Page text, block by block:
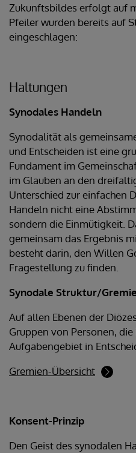
Zukunftsbildes erfolgt auf
Pfeiler wurden bereits auf
eingeschlagen:
Haltungen
Synodales Handeln
Synodalität als
und Entscheiden ist eine
Fundament im
im Glauben an den
Unterschied zur einfachen
Handeln nicht eine
sondern die Einmütigkeit.
gemeinsam das Ergebnis
besteht darin, den Willen
Fragestellung zu finden.
Synodale Struktur/
Auf allen Ebenen der
Gruppen von Personen,
Aufgabengebiet in
Gremien-Übersicht
Konsent-Prinzip
Den Geist des synodalen